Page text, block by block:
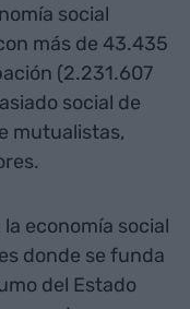
social
más de 43.435
(2.231.607
social de
mutualistas,
economía social
donde se funda
del Estado